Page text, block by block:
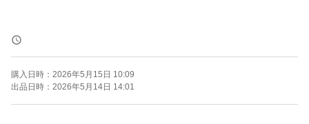
よろしくお願いします！！
【お願い】
・・Yahoo!フリマの仕様につきクール便での発送は行な
購入日時： 2026年5月15日 10:09
出品日時： 2026年5月14日 14:01